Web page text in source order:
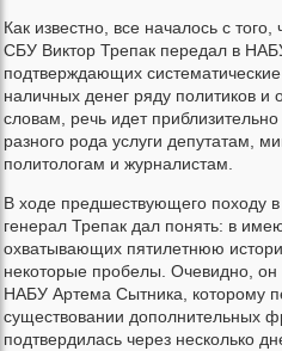
Как известно, все началось с
СБУ Виктор Трепак передал в
подтверждающих
наличных денег ряду политиков
словам, речь идет
разного рода услуги депутатам,
политологам и журналистам.
В ходе предшествующего походу
генерал Трепак дал понять: в
охватывающих пятилетнюю
некоторые пробелы. Очевидно, он
НАБУ Артема Сытника, которому
существовании дополнительных
подтвердилась через несколько